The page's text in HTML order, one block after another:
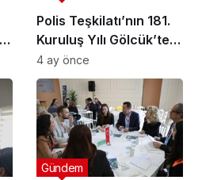
Polis Teşkilatı’nın 181.
Kuruluş Yılı Gölcük’te
Törenle Kutlandı
4 ay önce
Gündem